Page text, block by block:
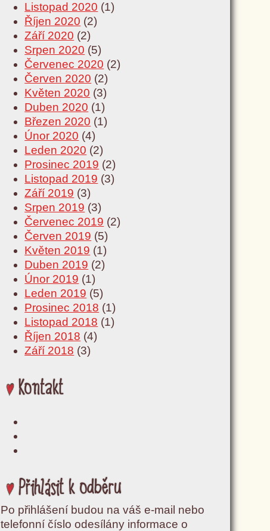
Listopad 2020 (1)
Říjen 2020 (2)
Září 2020 (2)
Srpen 2020 (5)
Červenec 2020 (2)
Červen 2020 (2)
Květen 2020 (3)
Duben 2020 (1)
Březen 2020 (1)
Únor 2020 (4)
Leden 2020 (2)
Prosinec 2019 (2)
Listopad 2019 (3)
Září 2019 (3)
Srpen 2019 (3)
Červenec 2019 (2)
Červen 2019 (5)
Květen 2019 (1)
Duben 2019 (2)
Únor 2019 (1)
Leden 2019 (5)
Prosinec 2018 (1)
Listopad 2018 (1)
Říjen 2018 (4)
Září 2018 (3)
Kontakt
Přihlásit k odběru
Po přihlášení budou na váš e-mail nebo
telefonní číslo odesílány informace o